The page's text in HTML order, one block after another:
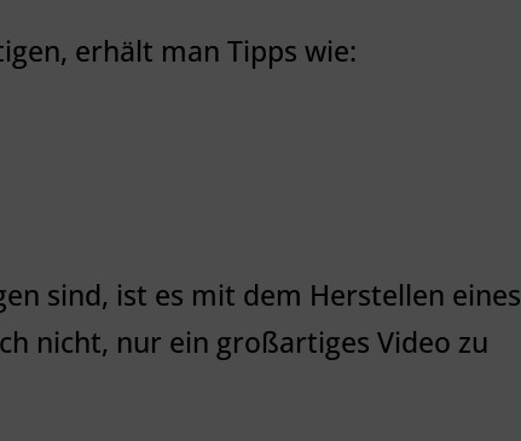
erhält man Tipps wie:
sind, ist es mit dem Herstellen eines
nicht, nur ein großartiges Video zu